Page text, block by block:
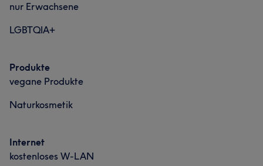
nur Erwachsene
LGBTQIA+
Produkte
vegane Produkte
Naturkosmetik
Internet
kostenloses W-LAN